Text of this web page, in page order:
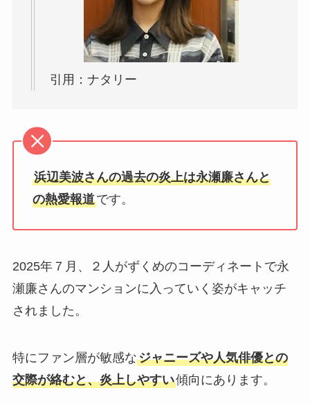
引用：ナタリー
浜辺美波さんの過去の炎上は永瀬廉さんと
の熱愛報道です。
2025年７月、２人がずくめのコーディネートで永
瀬廉さんのマンションに入っていく姿がキャッチ
されました。
特にファン層が敏感なジャニーズや人気俳優との
交際が絡むと、炎上しやすい傾向にあります。